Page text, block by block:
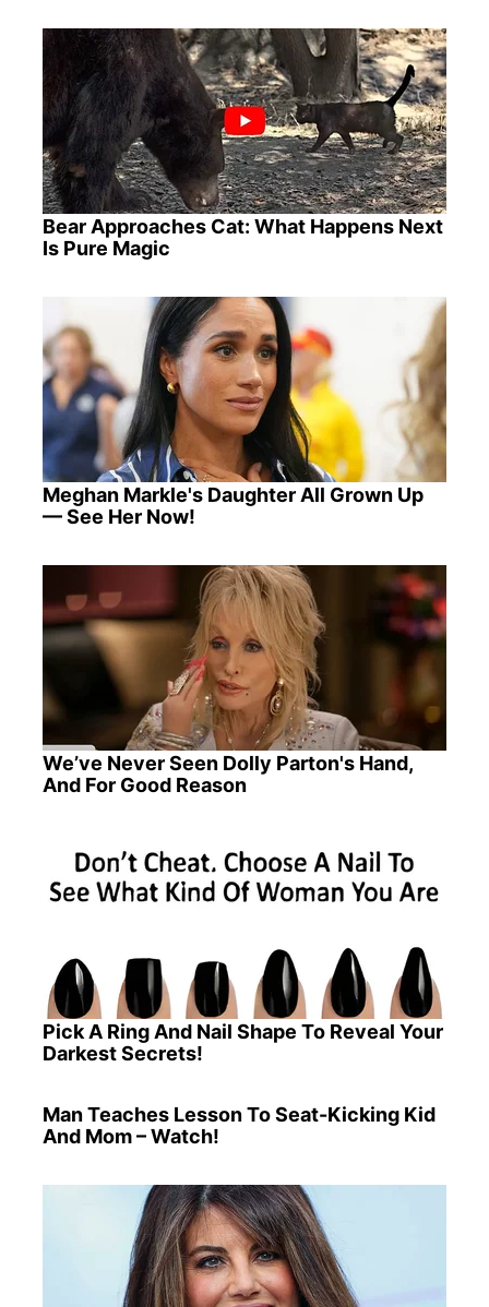
Bear Approaches Cat: What Happens Next
Is Pure Magic
Meghan Markle's Daughter All Grown Up
— See Her Now!
We’ve Never Seen Dolly Parton's Hand,
And For Good Reason
Pick A Ring And Nail Shape To Reveal Your
Darkest Secrets!
Man Teaches Lesson To Seat-Kicking Kid
And Mom – Watch!